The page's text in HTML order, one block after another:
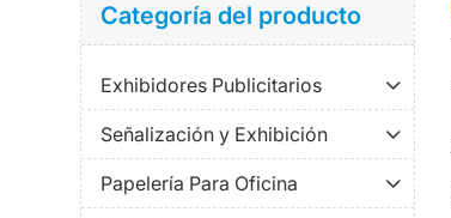
Categoría del producto
Exhibidores Publicitarios
Señalización y Exhibición
Papelería Para Oficina